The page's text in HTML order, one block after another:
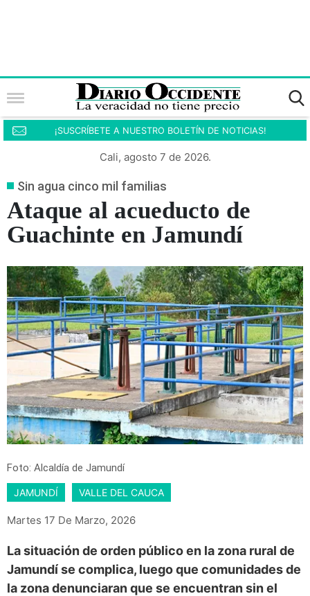
¡SUSCRÍBETE A NUESTRO BOLETÍN DE NOTICIAS!
Cali, agosto 7 de 2026.
Sin agua cinco mil familias
Ataque al acueducto de
Guachinte en Jamundí
Foto: Alcaldía de Jamundí
JAMUNDÍ VALLE DEL CAUCA
Martes 17 De Marzo, 2026
La situación de orden público en la zona rural de
Jamundí se complica, luego que comunidades de
la zona denunciaran que se encuentran sin el